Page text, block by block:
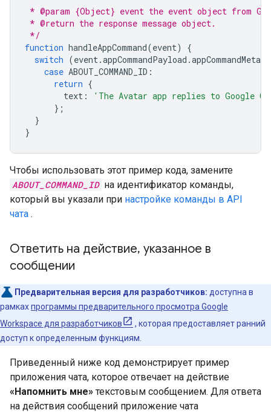
* @param {Object} event the event object from
* @return the response message object.
*/
function handleAppCommand(event)
{
switch (event.appCommandPayload .
case ABOUT_COMMAND_ID :
return {
text :
'The Avatar app replies to Google
};
}
}
Чтобы использовать этот пример кода, замените
ABOUT_COMMAND_ID на идентификатор команды,
который вы указали при настройке команды в API
чата .
Ответить на действие, указанное в
сообщении
Предварительная версия для разработчиков: доступна в
рамкахпрограммы предварительного просмотра Google
Workspace для разработчиков
, которая предоставляет ранний
доступ к определенным функциям.
Приведенный ниже код демонстрирует пример
приложения чата, которое отвечает на действие
«Напомнить мне» текстовым сообщением. Для ответа
на действия сообщений приложение чата